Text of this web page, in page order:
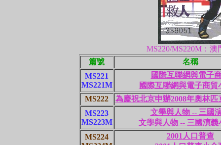
MS220/MS220M：
篇號
名稱
MS221
MS221M
國際互聯網與電子
國際互聯網與電子商貿
MS222
為慶祝北京申辦2008年奧林匹
MS223
MS223M
文學與人物 -- 三國
文學與人物 -- 三國演義
MS224
2001人口普查